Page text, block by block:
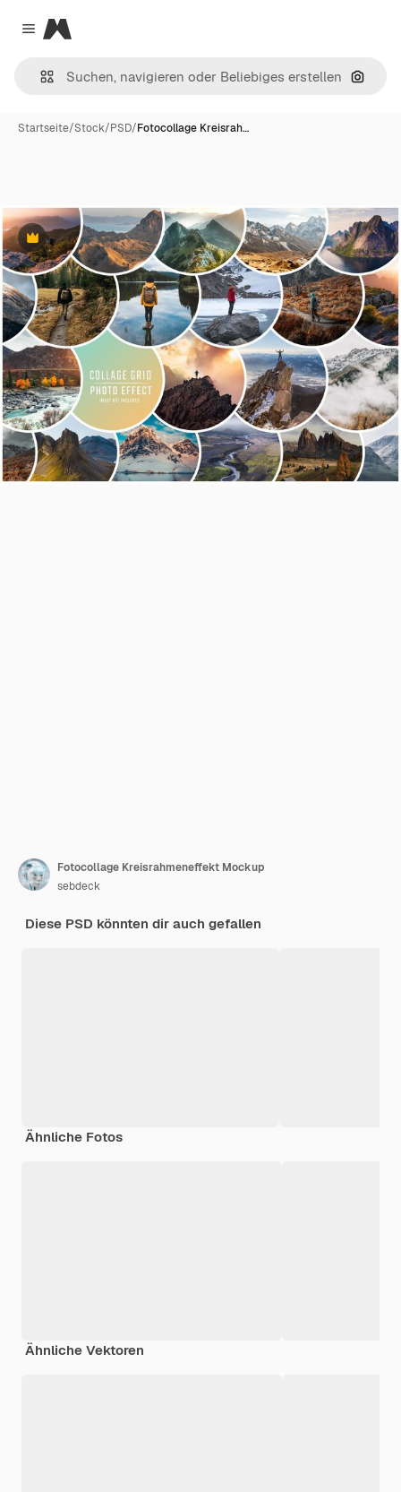
Close menu
Magnific
Nach
Startseite/Stock/PSD/Fotocollage Kreisrah…
Premium
Fotocollage Kreisrahmeneffekt Mockup
sebdeck
Diese PSD könnten dir auch gefallen
Ähnliche Fotos
Ähnliche Vektoren